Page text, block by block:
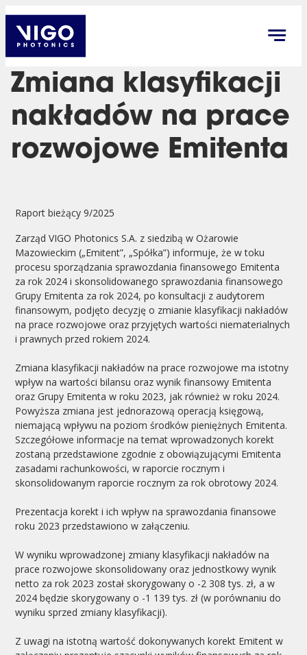
Zmiana klasyfikacji
nakładów na prace
rozwojowe Emitenta
Raport bieżący 9/2025
Zarząd VIGO Photonics S.A. z siedzibą w Ożarowie
Mazowieckim („Emitent”, „Spółka”) informuje, że w toku
procesu sporządzania sprawozdania finansowego Emitenta
za rok 2024 i skonsolidowanego sprawozdania finansowego
Grupy Emitenta za rok 2024, po konsultacji z audytorem
finansowym, podjęto decyzję o zmianie klasyfikacji nakładów
na prace rozwojowe oraz przyjętych wartości niematerialnych
i prawnych przed rokiem 2024.
Zmiana klasyfikacji nakładów na prace rozwojowe ma istotny
wpływ na wartości bilansu oraz wynik finansowy Emitenta
oraz Grupy Emitenta w roku 2023, jak również w roku 2024.
Powyższa zmiana jest jednorazową operacją księgową,
niemającą wpływu na poziom środków pieniężnych Emitenta.
Szczegółowe informacje na temat wprowadzonych korekt
zostaną przedstawione zgodnie z obowiązującymi Emitenta
zasadami rachunkowości, w raporcie rocznym i
skonsolidowanym raporcie rocznym za rok obrotowy 2024.
Prezentacja korekt i ich wpływ na sprawozdania finansowe
roku 2023 przedstawiono w załączeniu.
W wyniku wprowadzonej zmiany klasyfikacji nakładów na
prace rozwojowe skonsolidowany oraz jednostkowy wynik
netto za rok 2023 został skorygowany o -2 308 tys. zł, a w
2024 będzie skorygowany o -1 139 tys. zł (w porównaniu do
wyniku sprzed zmiany klasyfikacji).
Z uwagi na istotną wartość dokonywanych korekt Emitent w